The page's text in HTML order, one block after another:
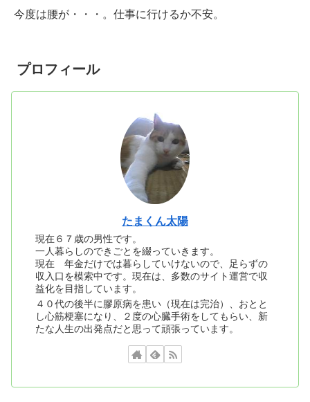
今度は腰が・・・。仕事に行けるか不安。
プロフィール
たまくん太陽
現在６７歳の男性です。
一人暮らしのできごとを綴っていきます。
現在 年金だけでは暮らしていけないので、足らずの
収入口を模索中です。現在は、多数のサイト運営で収
益化を目指しています。
４０代の後半に膠原病を患い（現在は完治）、おとと
し心筋梗塞になり、２度の心臓手術をしてもらい、新
たな人生の出発点だと思って頑張っています。